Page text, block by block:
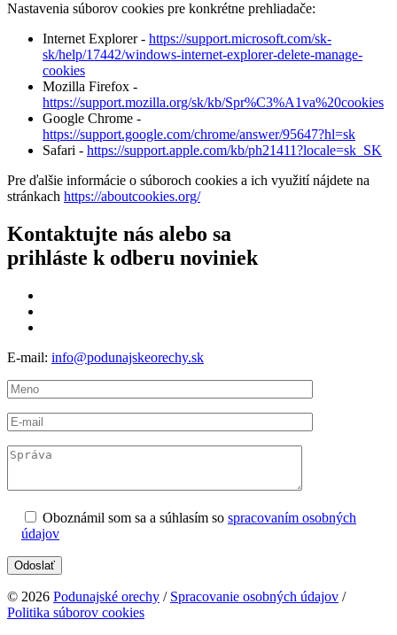
Nastavenia súborov cookies pre konkrétne prehliadače:
Internet Explorer - https://support.microsoft.com/sk-
sk/help/17442/windows-internet-explorer-delete-manage-
cookies
Mozilla Firefox -
https://support.mozilla.org/sk/kb/Spr%C3%A1va%20cookies
Google Chrome -
https://support.google.com/chrome/answer/95647?hl=sk
Safari - https://support.apple.com/kb/ph21411?locale=sk_SK
Pre ďalšie informácie o súboroch cookies a ich využití nájdete na
stránkach https://aboutcookies.org/
Kontaktujte nás alebo sa
prihláste k odberu noviniek
E-mail: info@podunajskeorechy.sk
Oboznámil som sa a súhlasím so spracovaním osobných
údajov
© 2026 Podunajské orechy / Spracovanie osobných údajov /
Politika súborov cookies